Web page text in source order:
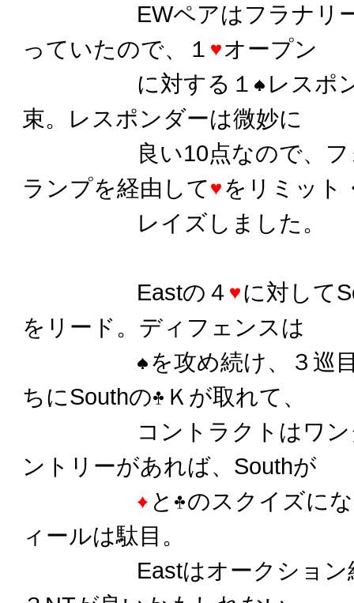
EWペアはフラナリ
っていたので、１
オープン
に対する１
レスポ
束。レスポンダーは微妙に
良い10点なので、フォ
ランプを経由して
をリミット
レイズしました。
Eastの４
に対して
をリード。ディフェンスは
を攻め続け、３巡
ちにSouthの
Ｋが取れて、
コントラクトはワンダ
ントリーがあれば、Southが
と
のスクイズに
ィールは駄目。
Eastはオークション経